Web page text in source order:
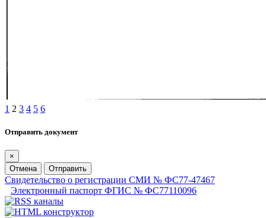
1 2 3 4 5 6
Отправить документ
×
Отмена
Отправить
Свидетельство о регистрации СМИ № ФС77-47467
Электронный паспорт ФГИС № ФС77110096